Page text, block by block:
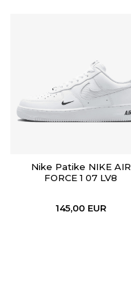
Nike Patike NIKE AIR
FORCE 1 07 LV8
145,00 EUR